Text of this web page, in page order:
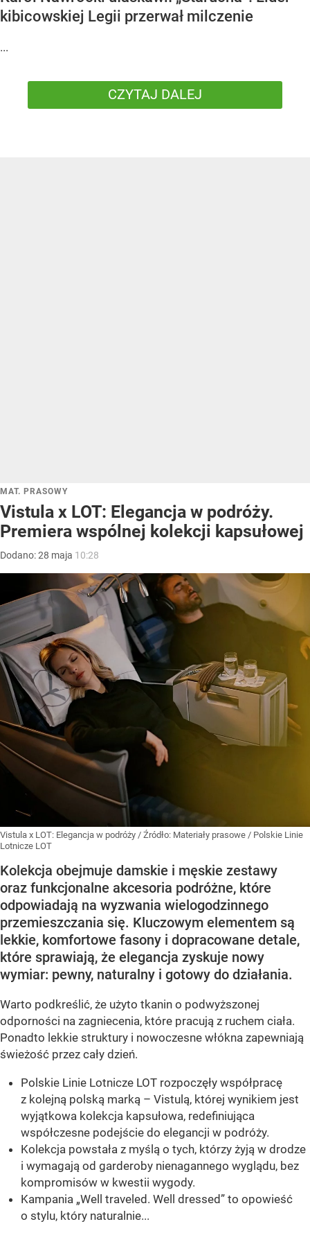
kibicowskiej Legii przerwał milczenie
...
CZYTAJ DALEJ
MAT. PRASOWY
Vistula x LOT: Elegancja w podróży.
Premiera wspólnej kolekcji kapsułowej
Dodano:28 maja 10:28
Vistula x LOT: Elegancja w podróży / Źródło: Materiały prasowe / Polskie Linie
Lotnicze LOT
Kolekcja obejmuje damskie i męskie zestawy
oraz funkcjonalne akcesoria podróżne, które
odpowiadają na wyzwania wielogodzinnego
przemieszczania się. Kluczowym elementem są
lekkie, komfortowe fasony i dopracowane detale,
które sprawiają, że elegancja zyskuje nowy
wymiar: pewny, naturalny i gotowy do działania.
Warto podkreślić, że użyto tkanin o podwyższonej
odporności na zagniecenia, które pracują z ruchem ciała.
Ponadto lekkie struktury i nowoczesne włókna zapewniają
świeżość przez cały dzień.
Polskie Linie Lotnicze LOT rozpoczęły współpracę
z kolejną polską marką – Vistulą, której wynikiem jest
wyjątkowa kolekcja kapsułowa, redefiniująca
współczesne podejście do elegancji w podróży.
Kolekcja powstała z myślą o tych, którzy żyją w drodze
i wymagają od garderoby nienagannego wyglądu, bez
kompromisów w kwestii wygody.
Kampania „Well traveled. Well dressed” to opowieść
o stylu, który naturalnie...